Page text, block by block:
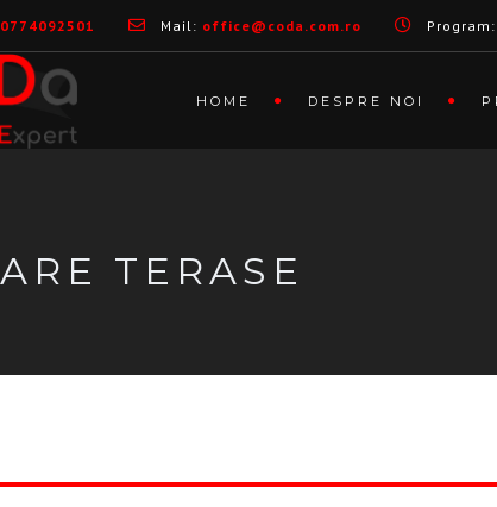
0774092501 Mail: office@coda.com.ro Program:
HOME DESPRE NOI
TERASE